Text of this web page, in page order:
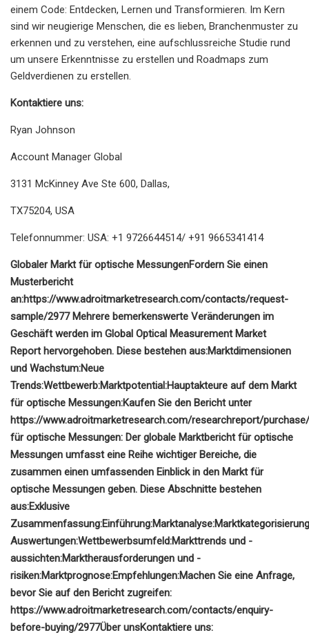
einem Code: Entdecken, Lernen und Transformieren. Im Kern
sind wir neugierige Menschen, die es lieben, Branchenmuster zu
erkennen und zu verstehen, eine aufschlussreiche Studie rund
um unsere Erkenntnisse zu erstellen und Roadmaps zum
Geldverdienen zu erstellen.
Kontaktiere uns:
Ryan Johnson
Account Manager Global
3131 McKinney Ave Ste 600, Dallas,
TX75204, USA
Telefonnummer: USA: +1 9726644514/ +91 9665341414
Globaler Markt für optische MessungenFordern Sie einen
Musterbericht
an:https://www.adroitmarketresearch.com/contacts/request-
sample/2977Mehrere bemerkenswerte Veränderungen im
Geschäft werden im Global Optical Measurement Market
Report hervorgehoben. Diese bestehen aus:Marktdimensionen
und Wachstum:Neue
Trends:Wettbewerb:Marktpotential:Hauptakteure auf dem Markt
für optische Messungen:Kaufen Sie den Bericht unter
https://www.adroitmarketresearch.com/researchreport/
für optische Messungen: Der globale Marktbericht für optische
Messungen umfasst eine Reihe wichtiger Bereiche, die
zusammen einen umfassenden Einblick in den Markt für
optische Messungen geben. Diese Abschnitte bestehen
aus:Exklusive
Zusammenfassung:Einführung:Marktanalyse:
Auswertungen:Wettbewerbsumfeld:Markttrends und -
aussichten:Marktherausforderungen und -
risiken:Marktprognose:Empfehlungen:Machen Sie eine Anfrage,
bevor Sie auf den Bericht zugreifen:
https://www.adroitmarketresearch.com/contacts/enquiry-
before-buying/2977Über unsKontaktiere uns: